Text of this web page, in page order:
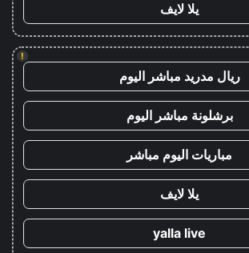
يلا لايف
!
ريال مدريد مباشر اليوم
برشلونة مباشر اليوم
مباريات اليوم مباشر
يلا لايف
yalla live